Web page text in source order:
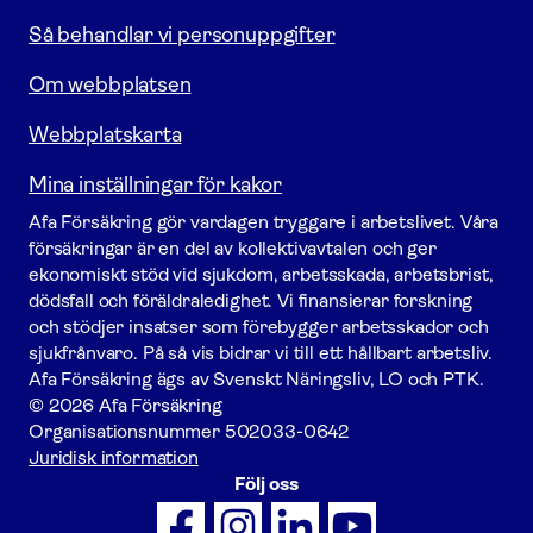
Så behandlar vi personuppgifter
Om webbplatsen
Webbplatskarta
Mina inställningar för kakor
Afa För­säkring gör vardagen tryggare i arbetslivet. Våra
försäk­ringar är en del av kollektivavtalen och ger
ekonomiskt stöd vid sjukdom, arbetsskada, arbetsbrist,
dödsfall och föräldraledighet. Vi finansierar forskning
och stödjer insatser som förebygger arbets­skador och
sjukfrånvaro. På så vis bidrar vi till ett hållbart arbetsliv.
Afa För­säkring ägs av Svenskt Näringsliv, LO och PTK.
© 2026 Afa Försäkring
Organisationsnummer 502033-0642
Juridisk information
Följ oss